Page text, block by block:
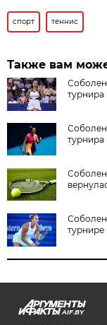
спорт теннис
Также вам
турнира
турнира
турнире
AIF.BY